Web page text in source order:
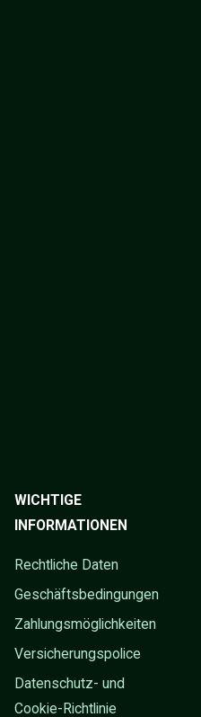
WICHTIGE
INFORMATIONEN
Rechtliche Daten
Geschäftsbedingungen
Zahlungsmöglichkeiten
Versicherungspolice
Datenschutz- und
Cookie-Richtlinie